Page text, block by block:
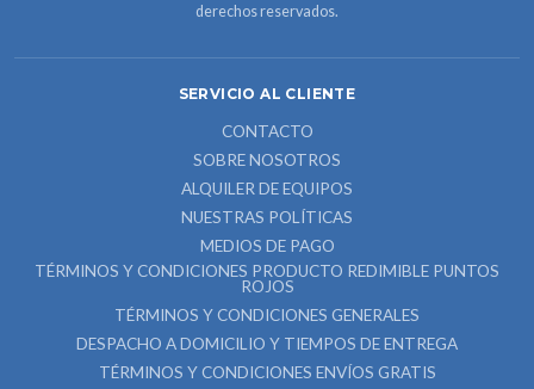
derechos reservados.
SERVICIO AL CLIENTE
CONTACTO
SOBRE NOSOTROS
ALQUILER DE EQUIPOS
NUESTRAS POLÍTICAS
MEDIOS DE PAGO
TÉRMINOS Y CONDICIONES PRODUCTO REDIMIBLE PUNTOS
ROJOS
TÉRMINOS Y CONDICIONES GENERALES
DESPACHO A DOMICILIO Y TIEMPOS DE ENTREGA
TÉRMINOS Y CONDICIONES ENVÍOS GRATIS